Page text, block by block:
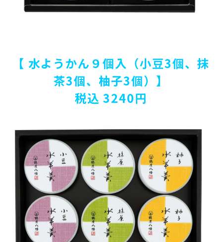
【 水ようかん９個入（小豆3個、抹
茶3個、柚子3個）】
税込 3240円